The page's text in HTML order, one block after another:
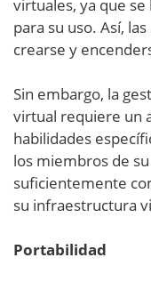
virtuales, ya que
para su uso. Así,
crearse y
Sin embargo, la
virtual requiere un
habilidades
los miembros de
suficientemente
su infraestructura
Portabilidad